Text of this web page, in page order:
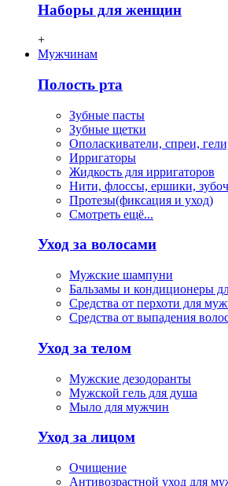
Наборы для женщин
+
Мужчинам
Полость рта
Зубные пасты
Зубные щетки
Ополаскиватели, спреи,
Ирригаторы
Жидкость для ирригаторов
Нити, флосcы, ершики,
Протезы(фиксация и уход)
Смотреть ещё...
Уход за волосами
Мужские шампуни
Бальзамы и кондиционеры
Средства от перхоти для
Средства от выпадения
Уход за телом
Мужские дезодоранты
Мужской гель для душа
Мыло для мужчин
Уход за лицом
Очищение
Антивозрастной уход для